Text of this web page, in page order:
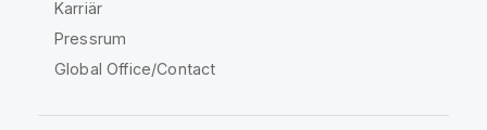
Karriär
Pressrum
Global Office/Contact